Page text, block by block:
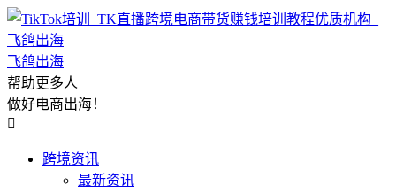
飞鸽出海
帮助更多人
做好电商出海！

跨境资讯
最新资讯